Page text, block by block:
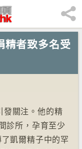
精者致多名受
發關注。他的精
診所，孕育至少
凱爾精子中的罕